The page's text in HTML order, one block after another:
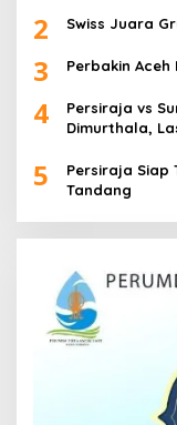
2 Swiss Juara
3 Perbakin Aceh
4
Persiraja vs
Dimurthala,
5
Persiraja Siap
Tandang